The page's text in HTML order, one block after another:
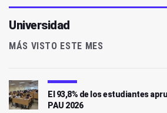
Universidad
MÁS VISTO ESTE MES
El 93,8% de los estudiantes
PAU 2026